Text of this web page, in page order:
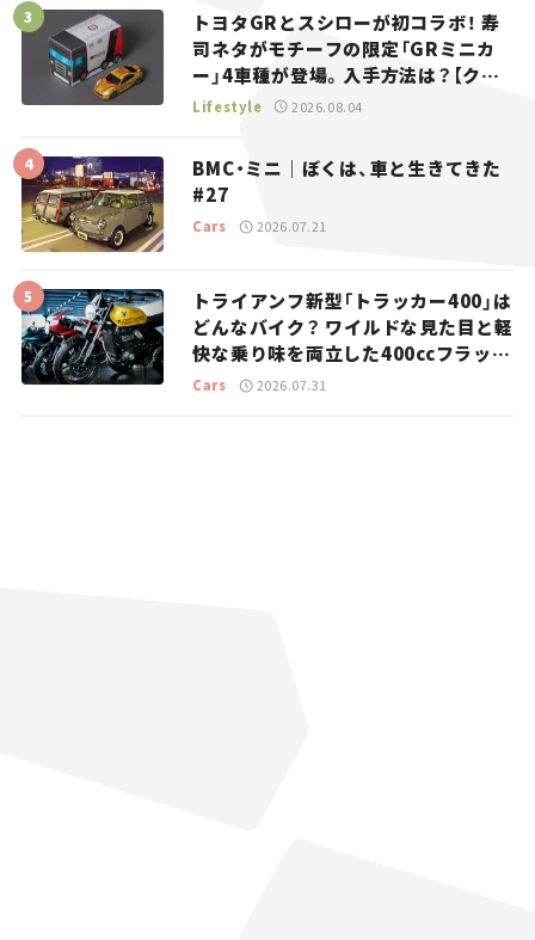
トヨタGRとスシローが初コラボ！ 寿
司ネタがモチーフの限定「GRミニカ
ー」4車種が登場。入手方法は？【クル
マとホビー】
Lifestyle 2026.08.04
BMC・ミニ｜ぼくは、車と生きてきた
#27
Cars 2026.07.21
トライアンフ新型「トラッカー400」は
どんなバイク？ ワイルドな見た目と軽
快な乗り味を両立した400ccフラット
トラッカー【試乗レビュー】
Cars 2026.07.31